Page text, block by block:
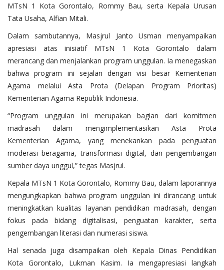
MTsN 1 Kota Gorontalo, Rommy Bau, serta Kepala Urusan
Tata Usaha, Alfian Mitali.
Dalam sambutannya, Masjrul Janto Usman menyampaikan
apresiasi atas inisiatif MTsN 1 Kota Gorontalo dalam
merancang dan menjalankan program unggulan. Ia menegaskan
bahwa program ini sejalan dengan visi besar Kementerian
Agama melalui Asta Prota (Delapan Program Prioritas)
Kementerian Agama Republik Indonesia.
“Program unggulan ini merupakan bagian dari komitmen
madrasah dalam mengimplementasikan Asta Prota
Kementerian Agama, yang menekankan pada penguatan
moderasi beragama, transformasi digital, dan pengembangan
sumber daya unggul,” tegas Masjrul.
Kepala MTsN 1 Kota Gorontalo, Rommy Bau, dalam laporannya
mengungkapkan bahwa program unggulan ini dirancang untuk
meningkatkan kualitas layanan pendidikan madrasah, dengan
fokus pada bidang digitalisasi, penguatan karakter, serta
pengembangan literasi dan numerasi siswa.
Hal senada juga disampaikan oleh Kepala Dinas Pendidikan
Kota Gorontalo, Lukman Kasim. Ia mengapresiasi langkah